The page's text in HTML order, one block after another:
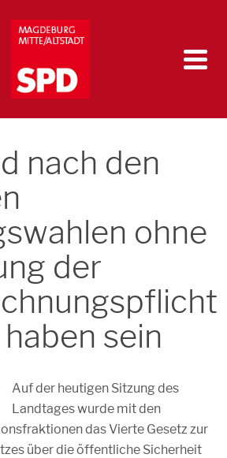
nach den
ohne
der
sein
Auf der heutigen Sitzung des
Landtages wurde mit den
das Vierte Gesetz zur
über die öffentliche Sicherheit